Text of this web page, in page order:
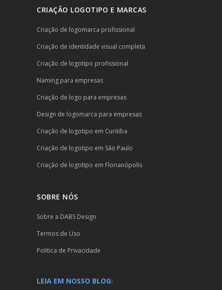
CRIAÇÃO LOGOTIPO E MARCAS
Criação de logomarca profissional
Criação de identidade visual completa
Criação de logotipo profissional
Naming para empresas
Criação de logo para empresas
Design de logomarca para empresas
Criação de logotipo em Curitiba
Criação de logotipo em São Paulo
Criação de logotipo em Florianópolis
SOBRE NÓS
Sobre a DABS Design
Termos de Uso
Politica de Privacidade
LEIA EM NOSSO BLOG: